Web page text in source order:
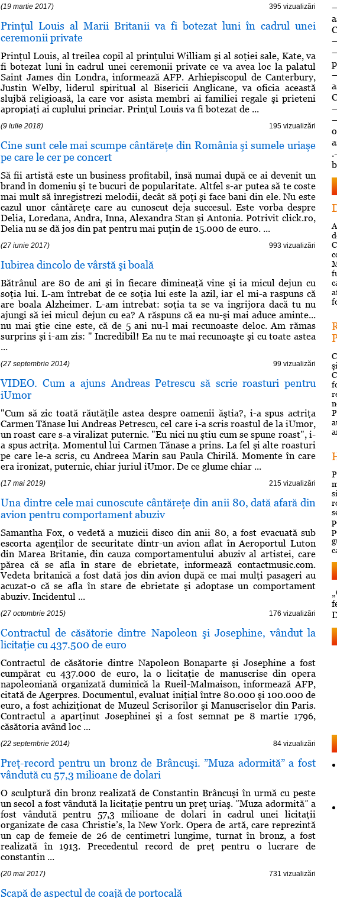
(19 martie 2017) 395 vizualizări
Prinţul Louis al Marii Britanii va fi botezat luni în cadrul unei
ceremonii private
Prinţul Louis, al treilea copil al prinţului William şi al soţiei sale, Kate, va
fi botezat luni în cadrul unei ceremonii private ce va avea loc la palatul
Saint James din Londra, informează AFP. Arhiepiscopul de Canterbury,
Justin Welby, liderul spiritual al Bisericii Anglicane, va oficia această
slujbă religioasă, la care vor asista membri ai familiei regale şi prieteni
apropiaţi ai cuplului princiar. Prinţul Louis va fi botezat de ...
(9 iulie 2018) 195 vizualizări
Cine sunt cele mai scumpe cântăreţe din România şi sumele uriaşe
pe care le cer pe concert
Să fii artistă este un business profitabil, însă numai după ce ai devenit un
brand în domeniu şi te bucuri de popularitate. Altfel s-ar putea să te coste
mai mult să înregistrezi melodii, decât să poţi şi face bani din ele. Nu este
cazul unor cântăreţe care au cunoscut deja succesul. Este vorba despre
Delia, Loredana, Andra, Inna, Alexandra Stan şi Antonia. Potrivit click.ro,
Delia nu se dă jos din pat pentru mai puţin de 15.000 de euro. ...
(27 iunie 2017) 993 vizualizări
Iubirea dincolo de vârstă şi boală
Bătrânul are 80 de ani şi în fiecare dimineaţă vine şi ia micul dejun cu
soţia lui. L-am întrebat de ce soţia lui este la azil, iar el mi-a raspuns că
are boala Alzheimer. L-am intrebat: soţia ta se va ingrijora dacă tu nu
ajungi să iei micul dejun cu ea? A răspuns că ea nu-şi mai aduce aminte...
nu mai ştie cine este, că de 5 ani nu-l mai recunoaste deloc. Am rămas
surprins şi i-am zis: " Incredibil! Ea nu te mai recunoaşte şi cu toate astea
...
(27 septembrie 2014) 99 vizualizări
VIDEO. Cum a ajuns Andreas Petrescu să scrie roasturi pentru
iUmor
"Cum să zic toată răutăţile astea despre oamenii ăştia?, i-a spus actriţa
Carmen Tănase lui Andreas Petrescu, cel care i-a scris roastul de la iUmor,
un roast care s-a viralizat puternic. "Eu nici nu ştiu cum se spune roast", i-
a spus actriţa. Momentul lui Carmen Tănase a prins. La fel şi alte roasturi
pe care le-a scris, cu Andreea Marin sau Paula Chirilă. Momente în care
era ironizat, puternic, chiar juriul iUmor. De ce glume chiar ...
(17 mai 2019) 215 vizualizări
Una dintre cele mai cunoscute cântăreţe din anii 80, dată afară din
avion pentru comportament abuziv
Samantha Fox, o vedetă a muzicii disco din anii 80, a fost evacuată sub
escorta agenţilor de securitate dintr-un avion aflat în Aeroportul Luton
din Marea Britanie, din cauza comportamentului abuziv al artistei, care
părea că se afla în stare de ebrietate, informează contactmusic.com.
Vedeta britanică a fost dată jos din avion după ce mai mulţi pasageri au
acuzat-o că se afla în stare de ebrietate şi adoptase un comportament
abuziv. Incidentul ...
(27 octombrie 2015) 176 vizualizări
Contractul de căsătorie dintre Napoleon şi Josephine, vândut la
licitaţie cu 437.500 de euro
Contractul de căsătorie dintre Napoleon Bonaparte şi Josephine a fost
cumpărat cu 437.000 de euro, la o licitaţie de manuscrise din opera
napoleoniană organizată duminică la Rueil-Malmaison, informează AFP,
citată de Agerpres. Documentul, evaluat iniţial între 80.000 şi 100.000 de
euro, a fost achiziţionat de Muzeul Scrisorilor şi Manuscriselor din Paris.
Contractul a aparţinut Josephinei şi a fost semnat pe 8 martie 1796,
căsătoria având loc ...
(22 septembrie 2014) 84 vizualizări
Preţ-record pentru un bronz de Brâncuşi. ”Muza adormită” a fost
vândută cu 57,3 milioane de dolari
O sculptură din bronz realizată de Constantin Brâncuşi în urmă cu peste
un secol a fost vândută la licitaţie pentru un preţ uriaş. ”Muza adormită” a
fost vândută pentru 57,3 milioane de dolari în cadrul unei licitaţii
organizate de casa Christie’s, la New York. Opera de artă, care reprezintă
un cap de femeie de 26 de centimetri lungime, turnat în bronz, a fost
realizată în 1913. Precedentul record de preţ pentru o lucrare de
constantin ...
(20 mai 2017) 731 vizualizări
Scapă de aspectul de coajă de portocală